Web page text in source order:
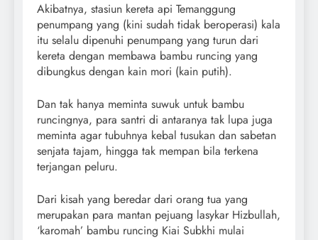
Akibatnya, stasiun kereta api Temanggung
penumpang yang (kini sudah tidak beroperasi) kala
itu selalu dipenuhi penumpang yang turun dari
kereta dengan membawa bambu runcing yang
dibungkus dengan kain mori (kain putih).
Dan tak hanya meminta suwuk untuk bambu
runcingnya, para santri di antaranya tak lupa juga
meminta agar tubuhnya kebal tusukan dan sabetan
senjata tajam, hingga tak mempan bila terkena
terjangan peluru.
Dari kisah yang beredar dari orang tua yang
merupakan para mantan pejuang lasykar Hizbullah,
‘karomah’ bambu runcing Kiai Subkhi mulai